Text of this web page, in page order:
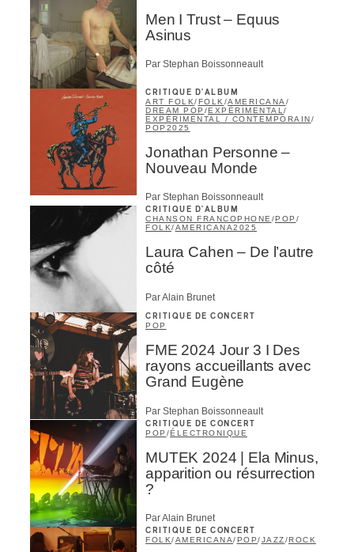
Men I Trust – Equus
Asinus
Par Stephan Boissonneault
CRITIQUE D'ALBUM
ART FOLK/FOLK /AMERICANA /
DREAM POP /EXPÉRIMENTAL /
EXPÉRIMENTAL / CONTEMPORAIN/
POP 2025
Jonathan Personne –
Nouveau Monde
Par Stephan Boissonneault
CRITIQUE D'ALBUM
CHANSON FRANCOPHONE /POP /
FOLK/AMERICANA2025
Laura Cahen – De l’autre
côté
Par Alain Brunet
CRITIQUE DE CONCERT
POP
FME 2024 Jour 3 I Des
rayons accueillants avec
Grand Eugène
Par Stephan Boissonneault
CRITIQUE DE CONCERT
POP /ÉLECTRONIQUE
MUTEK 2024 | Ela Minus,
apparition ou résurrection
?
Par Alain Brunet
CRITIQUE DE CONCERT
FOLK/AMERICANA/POP/JAZZ/ROCK